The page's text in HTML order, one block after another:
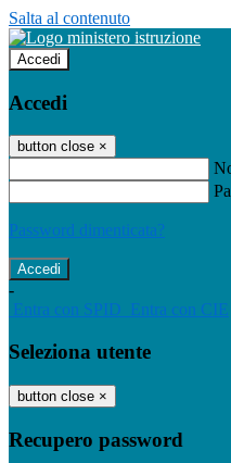
Salta al contenuto
Accedi
Accedi
button close ×
Password dimenticata?
-
Entra con SPID Entra con CIE
Seleziona utente
button close ×
Recupero password